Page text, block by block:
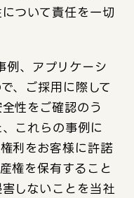
ついて責任を一切
例、アプリケーシ
、ご採用に際して
性をご確認のう
これらの事例に
利をお客様に許諾
権を保有すること
しないことを当社